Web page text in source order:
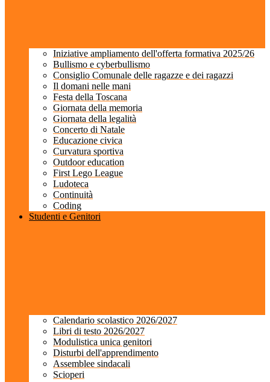
Iniziative ampliamento dell'offerta formativa 2025/26
Bullismo e cyberbullismo
Consiglio Comunale delle ragazze e dei ragazzi
Il domani nelle mani
Festa della Toscana
Giornata della memoria
Giornata della legalità
Concerto di Natale
Educazione civica
Curvatura sportiva
Outdoor education
First Lego League
Ludoteca
Continuità
Coding
Studenti e Genitori
Calendario scolastico 2026/2027
Libri di testo 2026/2027
Modulistica unica genitori
Disturbi dell'apprendimento
Assemblee sindacali
Scioperi